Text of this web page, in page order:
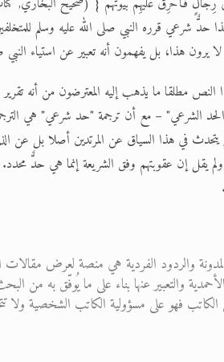
حدٌّ شرعي قرره النبي صلى الله عليه وسلم
يرون هذا، بل يفهمون أنه تعبير عن استياء
مطلقا ما يذهب إليه المعترضون من أنه تقرير
الشرعي" – مع أن ترجمة "حد شرعي" هي
يتحدث في هذا السياق عن المرتدين أصلا بل عن
ولم يقل إن عقوبتهم وفق الشريعة إنما هي حدٌّ
والردود الفردية هي منصة لعرض
الأحمدية والتعبير عنها بناء على ما يُوفّق به
فهو على مسؤولية الكاتب الشخصية ولا